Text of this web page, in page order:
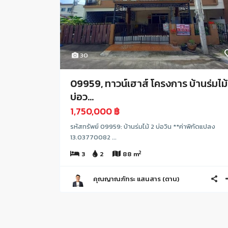
30
09959, ทาวน์เฮาส์ โครงการ บ้านร่มไ
บ่อว...
1,750,000 ฿
รหัสทรัพย์ 09959: บ้านร่มไม้ 2 บ่อวิน **ค่าพิกัดแปลง
13.03770082 ...
3
2 88 m2
คุณญาณภัทระ แสนสาร (ตาน)